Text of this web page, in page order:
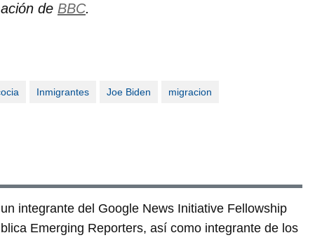
de BBC.
Inmigrantes Joe Biden migracion
integrante del Google News Initiative Fellowship
Emerging Reporters, así como integrante de los